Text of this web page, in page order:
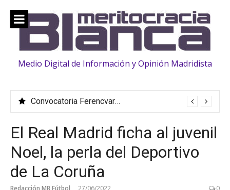
contenido
Medio Digital de Información y Opinión Madridista
Convocatoria Ferencvaros: La familia «crece» con la llegada de Vinicius, Bernardo Silva, Huijsen y Rüdiger
El Real Madrid ficha al juvenil
Noel, la perla del Deportivo
de La Coruña
Redacción MB Fútbol 27/06/2022 0